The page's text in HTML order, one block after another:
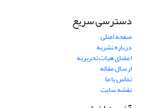
دسترسی سریع
صفحه اصلی
درباره نشریه
اعضای هیات تحریریه
ارسال مقاله
تماس با ما
نقشه سایت